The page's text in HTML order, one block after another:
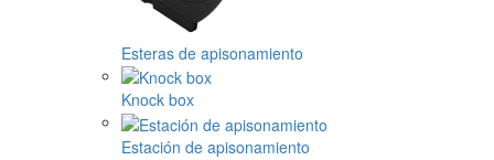
Esteras de apisonamiento
Knock box
Estación de apisonamiento